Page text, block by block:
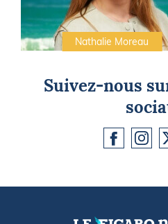
Nathalie Moreau
Suivez-nous